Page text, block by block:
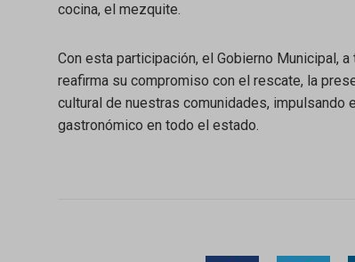
cocina, el mezquite.
Con esta participación, el Gobierno Municipal,
reafirma su compromiso con el rescate, la
cultural de nuestras comunidades,
gastronómico en todo el estado.